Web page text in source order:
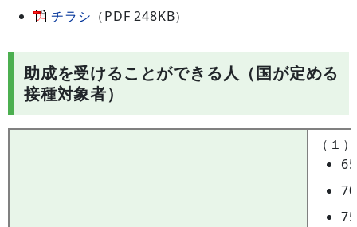
チラシ （PDF 248KB）
助成を受けることができる人（国が定める
接種対象者）
（１